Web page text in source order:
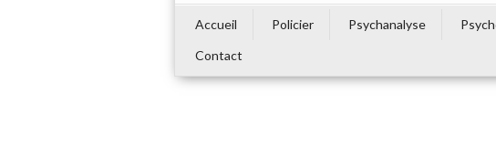
Accueil Policier Psychanalyse
Contact